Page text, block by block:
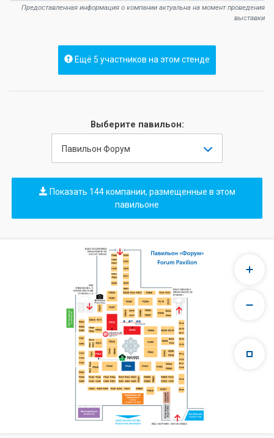
Предоставленная информация о компании актуальна на момент проведения
выставки
Ещё 5 участников на этом стенде
Выберите павильон:
Павильон Форум
Показать 144 компании, размещенные в этом
павильоне